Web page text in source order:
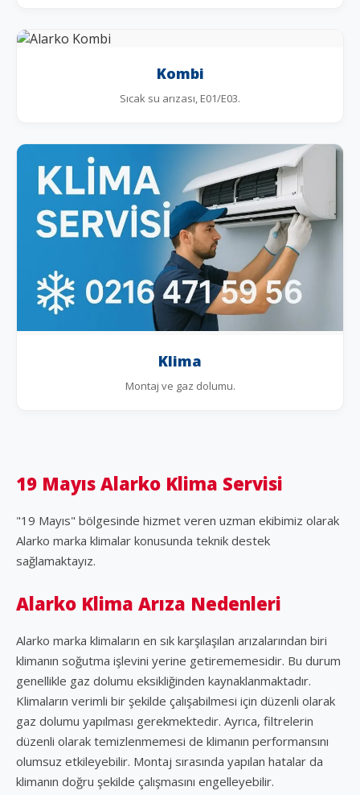
Kombi
Sıcak su arızası, E01/E03.
Klima
Montaj ve gaz dolumu.
19 Mayıs Alarko Klima Servisi
"19 Mayıs" bölgesinde hizmet veren uzman ekibimiz olarak
Alarko marka klimalar konusunda teknik destek
sağlamaktayız.
Alarko Klima Arıza Nedenleri
Alarko marka klimaların en sık karşılaşılan arızalarından biri
klimanın soğutma işlevini yerine getirememesidir. Bu durum
genellikle gaz dolumu eksikliğinden kaynaklanmaktadır.
Klimaların verimli bir şekilde çalışabilmesi için düzenli olarak
gaz dolumu yapılması gerekmektedir. Ayrıca, filtrelerin
düzenli olarak temizlenmemesi de klimanın performansını
olumsuz etkileyebilir. Montaj sırasında yapılan hatalar da
klimanın doğru şekilde çalışmasını engelleyebilir.